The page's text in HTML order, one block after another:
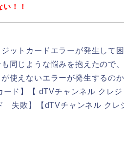
！！
ットカードエラーが発生して
同じような悩みを抱えたので
使えないエラーが発生するの
ード】【 dTVチャンネル クレ
失敗】【dTVチャンネル ク